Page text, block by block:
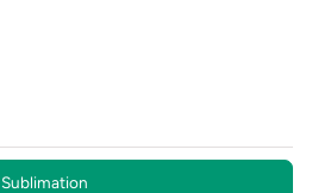
Sublimation